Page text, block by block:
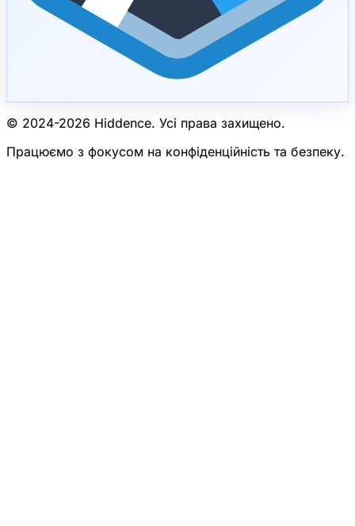
© 2024-2026 Hiddence. Усі права захищено.
Працюємо з фокусом на конфіденційність та безпеку.